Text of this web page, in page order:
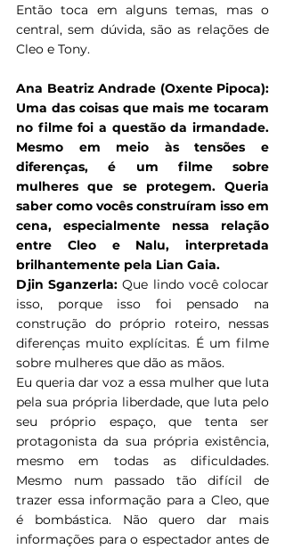
Então toca em alguns temas, mas o
central, sem dúvida, são as relações de
Cleo e Tony.
Ana Beatriz Andrade (Oxente Pipoca):
Uma das coisas que mais me tocaram
no filme foi a questão da irmandade.
Mesmo em meio às tensões e
diferenças, é um filme sobre
mulheres que se protegem. Queria
saber como vocês construíram isso em
cena, especialmente nessa relação
entre Cleo e Nalu, interpretada
brilhantemente pela Lian Gaia.
Djin Sganzerla: Que lindo você colocar
isso, porque isso foi pensado na
construção do próprio roteiro, nessas
diferenças muito explícitas. É um filme
sobre mulheres que dão as mãos.
Eu queria dar voz a essa mulher que luta
pela sua própria liberdade, que luta pelo
seu próprio espaço, que tenta ser
protagonista da sua própria existência,
mesmo em todas as dificuldades.
Mesmo num passado tão difícil de
trazer essa informação para a Cleo, que
é bombástica. Não quero dar mais
informações para o espectador antes de